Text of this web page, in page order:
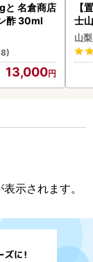
と 名倉商店
酢 30ml
13,000
【
士
180
山
示されます。